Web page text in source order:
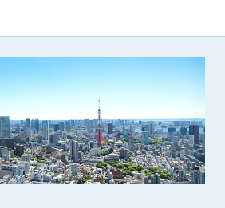
為
く行為
る行為
得た情報及びダウンロードした情報
て第三者に転売し、または転売のため
ること
）
た内容が以下に該当する、またはその